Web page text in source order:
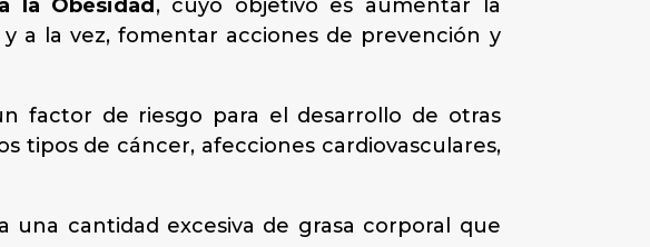
la Obesidad , cuyo objetivo es aumentar la
a la vez, fomentar acciones de prevención y
factor de riesgo para el desarrollo de otras
tipos de cáncer, afecciones cardiovasculares,
cantidad excesiva de grasa corporal que